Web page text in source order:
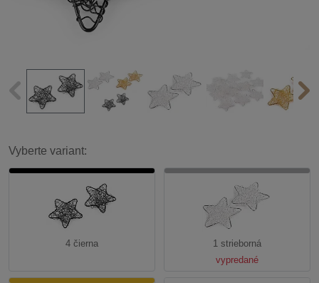
Vyberte variant:
4 čierna
1 strieborná
vypredané